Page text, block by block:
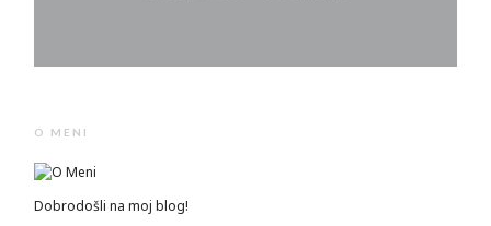
O MENI
Dobrodošli na moj blog!